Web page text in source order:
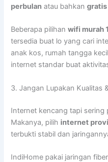
perbulan atau bahkangratis
Beberapa pilihanwifi murah
tersedia buat lo yang cari
anak kos, rumah tangga
internet standar buat
3. Jangan Lupakan Kualitas
Internet kencang tapi sering
Makanya, pilih internet
terbukti stabil dan
IndiHome pakai jaringan